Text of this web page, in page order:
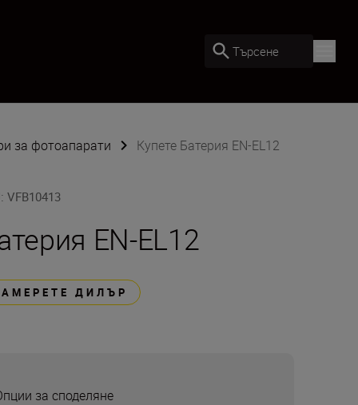
Търсене
за фотоапарати Купете Батерия EN-EL12
:VFB10413
EN-EL12
ДИЛЪР
за споделяне